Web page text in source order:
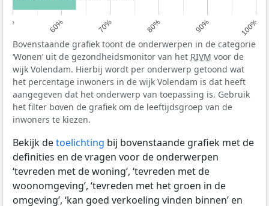
50% 60% 70% 80% 90% 100%
Bovenstaande grafiek toont de onderwerpen in de categorie
‘Wonen’ uit de gezondheidsmonitor van het RIVM voor de
wijk Volendam. Hierbij wordt per onderwerp getoond wat
het percentage inwoners in de wijk Volendam is dat heeft
aangegeven dat het onderwerp van toepassing is. Gebruik
het filter boven de grafiek om de leeftijdsgroep van de
inwoners te kiezen.
Bekijk detoelichting bij bovenstaande grafiek met de
definities en de vragen voor de onderwerpen
‘tevreden met de woning’, ‘tevreden met de
woonomgeving’, ‘tevreden met het groen in de
omgeving’, ‘kan goed verkoeling vinden binnen’ en